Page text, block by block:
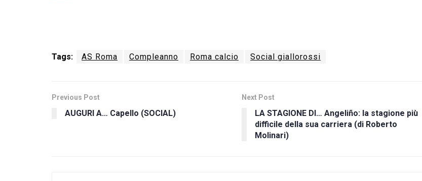
Tags: AS Roma Compleanno Roma calcio Social giallorossi
Previous Post
AUGURI A… Capello (SOCIAL)
Next Post
LA STAGIONE DI… Angeliño: la stagione più
difficile della sua carriera (di Roberto
Molinari)